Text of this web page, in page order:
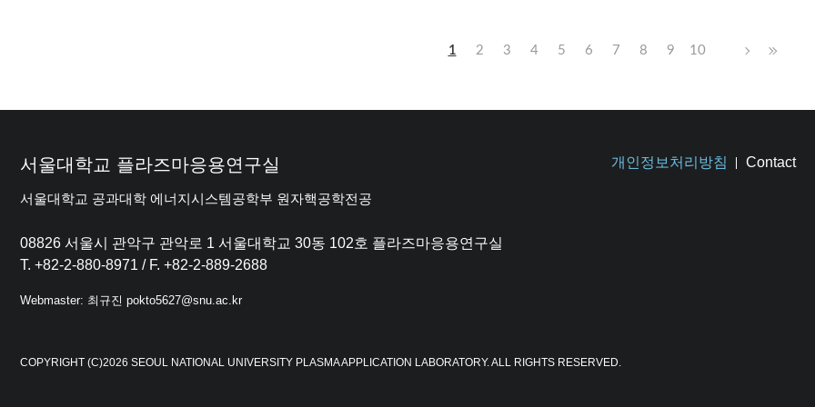
1 2 3 4 5 6 7 8 9 10
서울대학교 플라즈마응용연구실
서울대학교 공과대학 에너지시스템공학부 원자핵공학전공
개인정보처리방침 Contact
08826 서울시 관악구 관악로 1 서울대학교 30동 102호 플라즈마응용연구실
T. +82-2-880-8971 / F. +82-2-889-2688
Webmaster: 최규진 pokto5627@snu.ac.kr
COPYRIGHT (C)2026 SEOUL NATIONAL UNIVERSITY PLASMA APPLICATION LABORATORY. ALL RIGHTS RESERVED.